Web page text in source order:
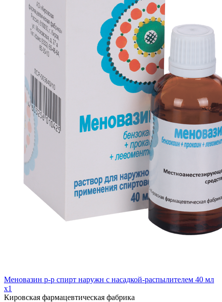
Меновазин р-р спирт наружн с насадкой-распылителем 40 мл
x1
Кировская фармацевтическая фабрика